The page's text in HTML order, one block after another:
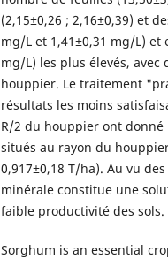
(2,15±0,26 ; 2,16±0,39) et
mg/L et 1,41±0,31 mg/L) et
mg/L) les plus élevés, avec
houppier. Le traitement
résultats les moins
R/2 du houppier ont
situés au rayon du
0,917±0,18 T/ha). Au vu
minérale constitue une
faible productivité des sols.
Sorghum is an essential